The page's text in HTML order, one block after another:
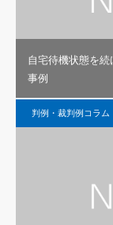
自宅待機状態を
事例
判例・裁判例コラム